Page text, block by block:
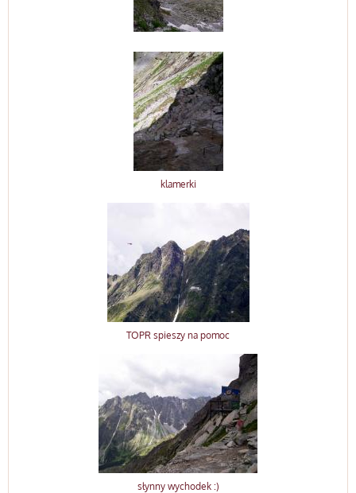
klamerki
TOPR spieszy na pomoc
słynny wychodek :)